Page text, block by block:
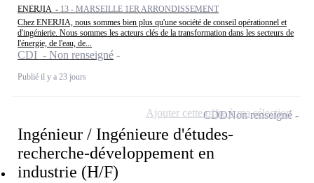
ENERJIA - 13 - MARSEILLE 1ER ARRONDISSEMENT
Chez ENERJIA, nous sommes bien plus qu'une société de conseil opérationnel et
d'ingénierie. Nous sommes les acteurs clés de la transformation dans les secteurs de
l'énergie, de l'eau, de...
CDI - Non renseigné
Publié il y a 23 jours
Ingénieur / Ingénieure d'études-
recherche-développement en
industrie (H/F)
CDDNon renseigné
Ajouter cette offre à ma sélection